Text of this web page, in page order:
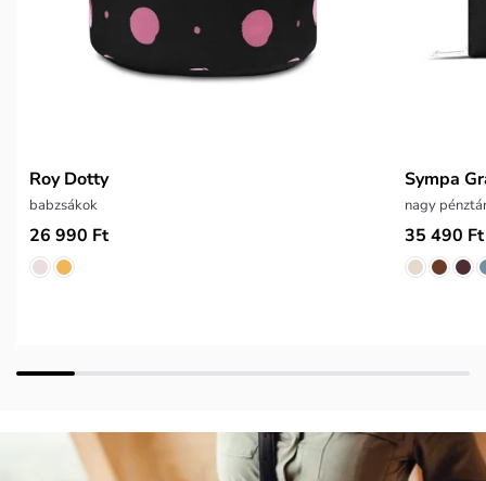
Roy Dotty
babzsákok
26 990 Ft
Sympa
nagy
35 490 Ft